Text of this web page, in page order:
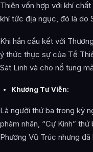
Thiên vốn hợp với khí
khí tức địa ngục, đó là do
Khi hắn cấu kết với
ý thức thực sự của Tề
Sát Linh và cho nổ tung
Khương Tư Viễn:
Là người thứ ba trong kỷ
phàm nhân, “Cự Kình”
Phương Vũ Trúc nhưng